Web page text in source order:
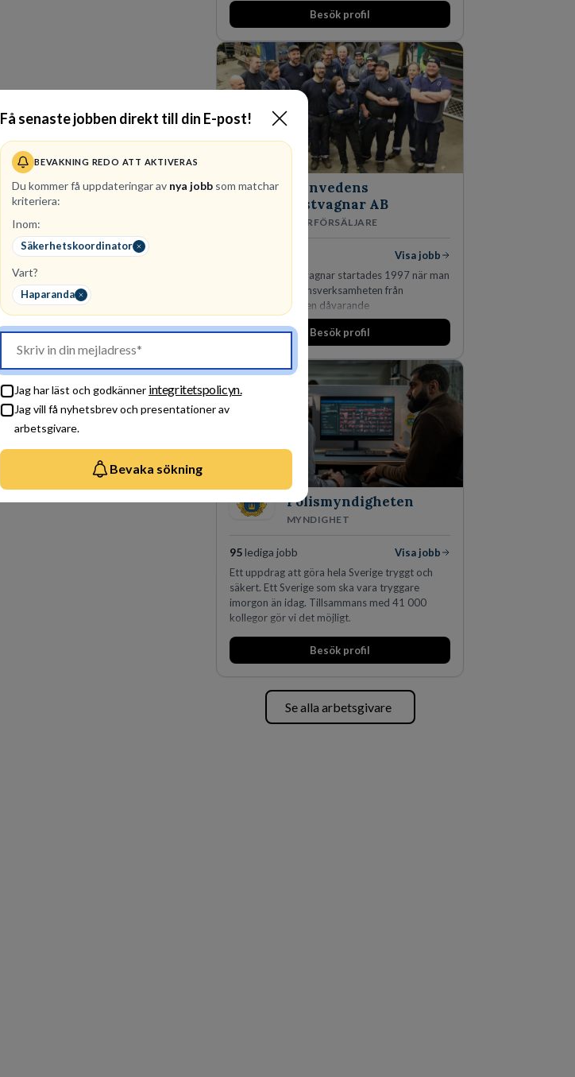
Få senaste jobben direkt till din E-post!
BEVAKNING REDO ATT AKTIVERAS
Du kommer få uppdateringar av nya jobb som matchar
kriteriera:
Inom:
Säkerhetskoordinator
Vart?
Haparanda
Jag har läst och godkänner integritetspolicyn.
Jag vill få nyhetsbrev och presentationer av
arbetsgivare.
Bevaka sökning
fler medarbetare som vill göra skillnad.
Besök profil
Finnvedens
Lastvagnar AB
ÅTERFÖRSÄLJARE
Visa jobb
Finnvedens Lastvagnar startades 1997 när man
särskilde lastvagnsverksamheten från
personbilar på den dåvarande
huvudanläggningen i Värnamo. Sedan dess har
man expanderat kraftigt genom ett antal
den största privata återförsäljaren av Volvo
Lastvagnar och finns representerade på 20
orter i södra Sverige.
Besök profil
Polismyndigheten
MYNDIGHET
95 lediga jobb
Visa jobb
Ett uppdrag att göra hela Sverige tryggt och
säkert. Ett Sverige som ska vara tryggare
imorgon än idag. Tillsammans med 41 000
kollegor gör vi det möjligt.
Besök profil
Se alla arbetsgivare